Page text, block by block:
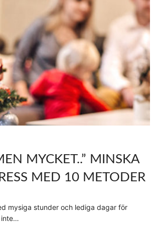
MYCKET..” MINSKA
MED 10 METODER
mysiga stunder och lediga dagar för
inte…